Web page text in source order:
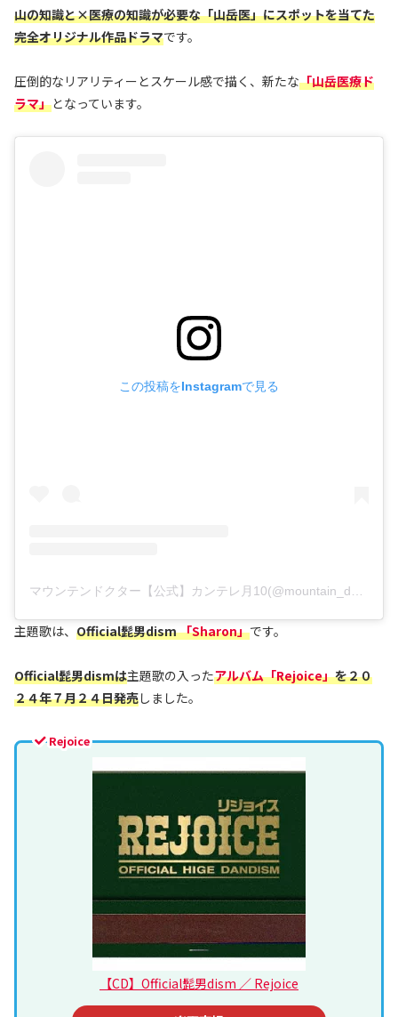
山の知識と×医療の知識が必要な「山岳医」にスポットを当てた
完全オリジナル作品ドラマです。
圧倒的なリアリティーとスケール感で描く、新たな「山岳医療ド
ラマ」となっています。
この投稿をInstagramで見る
マウンテンドクター【公式】カンテレ月10(@mountain_doctor0708)がシェアした投稿
主題歌は、 Official髭男dism「Sharon」です。
Official髭男dismは主題歌の入ったアルバム「Rejoice」を２０
２４年７月２４日発売しました。
Rejoice
【CD】Official髭男dism ／ Rejoice